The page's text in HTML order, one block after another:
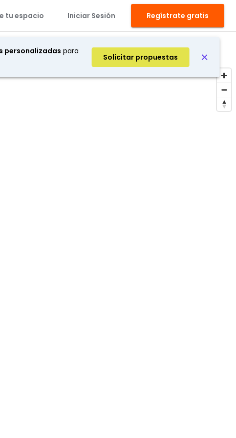
personalizadas para
Solicitar propuestas
tu espacio Iniciar Sesión Regístrate gratis
Más filtros Mapa